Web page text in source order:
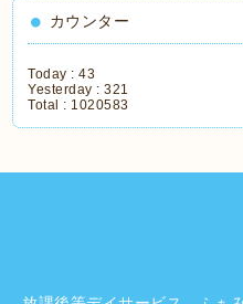
カウンター
Today :43
Yesterday :321
Total : 1020583